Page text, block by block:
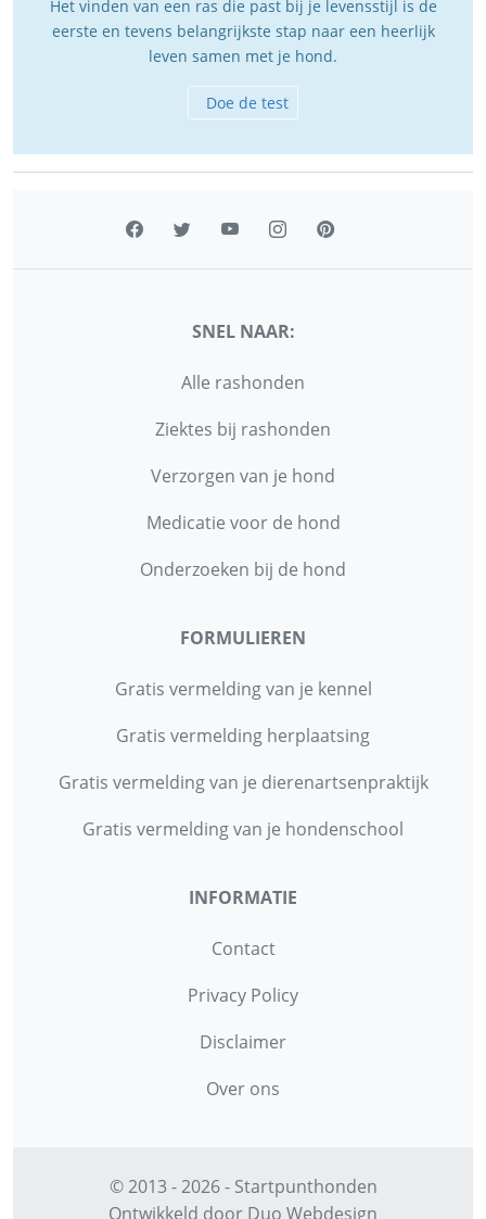
Het vinden van een ras die past bij je levensstijl is de
eerste en tevens belangrijkste stap naar een heerlijk
leven samen met je hond.
Doe de test
SNEL NAAR:
Alle rashonden
Ziektes bij rashonden
Verzorgen van je hond
Medicatie voor de hond
Onderzoeken bij de hond
FORMULIEREN
Gratis vermelding van je kennel
Gratis vermelding herplaatsing
Gratis vermelding van je dierenartsenpraktijk
Gratis vermelding van je hondenschool
INFORMATIE
Contact
Privacy Policy
Disclaimer
Over ons
© 2013 - 2026 - Startpunthonden
Ontwikkeld door Duo Webdesign